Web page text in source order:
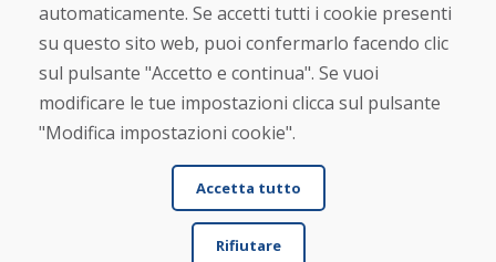
Verificato dai clienti
★★★★★
automaticamente. Se accetti tutti i cookie presenti
su questo sito web, puoi confermarlo facendo clic
sul pulsante "Accetto e continua". Se vuoi
modificare le tue impostazioni clicca sul pulsante
"Modifica impostazioni cookie".
Accetta tutto
Rifiutare